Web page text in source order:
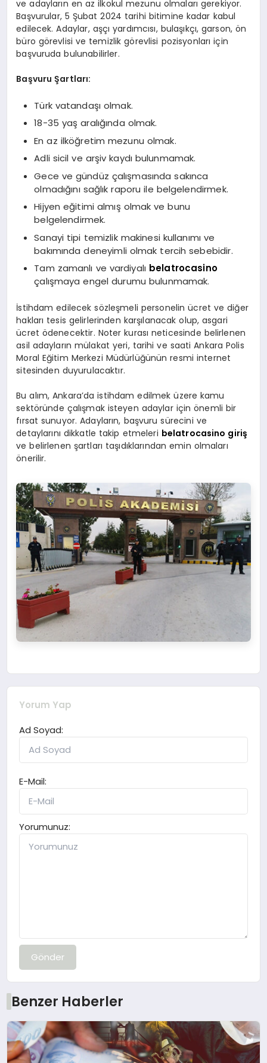
ve adayların en az ilkokul mezunu olmaları gerekiyor.
Başvurular, 5 Şubat 2024 tarihi bitimine kadar kabul
edilecek. Adaylar, aşçı yardımcısı, bulaşıkçı, garson, ön
büro görevlisi ve temizlik görevlisi pozisyonları için
başvuruda bulunabilirler.
Başvuru Şartları:
Türk vatandaşı olmak.
18-35 yaş aralığında olmak.
En az ilköğretim mezunu olmak.
Adli sicil ve arşiv kaydı bulunmamak.
Gece ve gündüz çalışmasında sakınca
olmadığını sağlık raporu ile belgelendirmek.
Hijyen eğitimi almış olmak ve bunu
belgelendirmek.
Sanayi tipi temizlik makinesi kullanımı ve
bakımında deneyimli olmak tercih sebebidir.
Tam zamanlı ve vardiyalı belatrocasino
çalışmaya engel durumu bulunmamak.
İstihdam edilecek sözleşmeli personelin ücret ve diğer
hakları tesis gelirlerinden karşılanacak olup, asgari
ücret ödenecektir. Noter kurası neticesinde belirlenen
asil adayların mülakat yeri, tarihi ve saati Ankara Polis
Moral Eğitim Merkezi Müdürlüğünün resmi internet
sitesinden duyurulacaktır.
Bu alım, Ankara’da istihdam edilmek üzere kamu
sektöründe çalışmak isteyen adaylar için önemli bir
fırsat sunuyor. Adayların, başvuru sürecini ve
detaylarını dikkatle takip etmeleri belatrocasino giriş
ve belirlenen şartları taşıdıklarından emin olmaları
önerilir.
Yorum Yap
Ad Soyad:
E-Mail:
Yorumunuz:
Gönder
Benzer Haberler